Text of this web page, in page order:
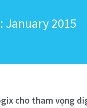
January 2015
cho tham vọng